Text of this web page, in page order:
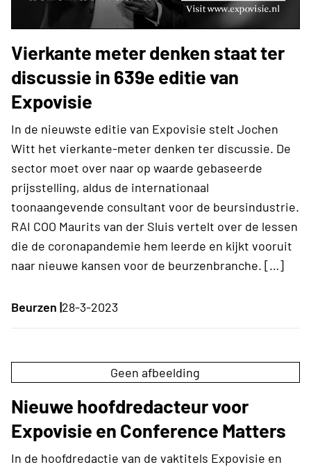
Vierkante meter denken staat ter
discussie in 639e editie van
Expovisie
In de nieuwste editie van Expovisie stelt Jochen
Witt het vierkante-meter denken ter discussie. De
sector moet over naar op waarde gebaseerde
prijsstelling, aldus de internationaal
toonaangevende consultant voor de beursindustrie.
RAI COO Maurits van der Sluis vertelt over de lessen
die de coronapandemie hem leerde en kijkt vooruit
naar nieuwe kansen voor de beurzenbranche. […]
Beurzen |28-3-2023
Geen afbeelding
Nieuwe hoofdredacteur voor
Expovisie en Conference Matters
In de hoofdredactie van de vaktitels Expovisie en